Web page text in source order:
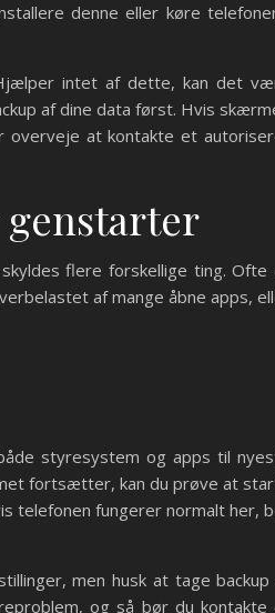
denne eller køre
intet af dette, kan det
af dine data først. Hvis
overveje at kontakte et
flere forskellige ting. Ofte
af mange åbne apps,
styresystem og apps til
fortsætter, kan du prøve at
telefonen fungerer normalt her,
men husk at tage backup
og så bør du kontakte